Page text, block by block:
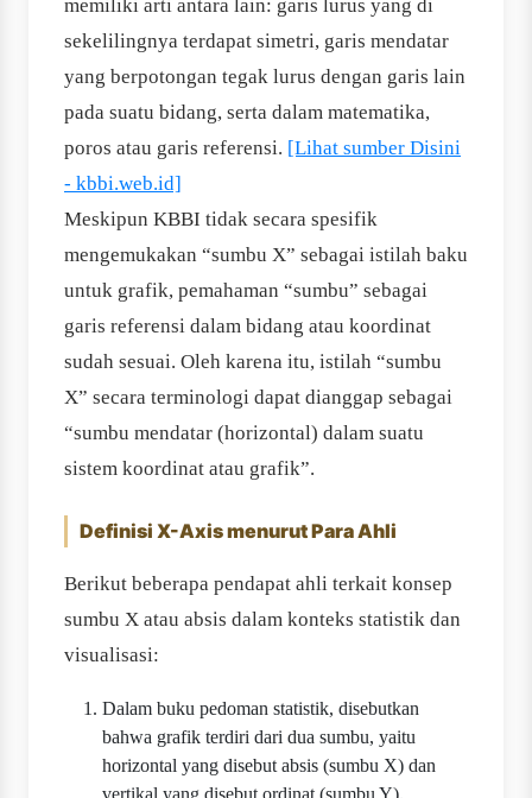
memiliki arti antara lain: garis lurus yang di
sekelilingnya terdapat simetri, garis mendatar
yang berpotongan tegak lurus dengan garis lain
pada suatu bidang, serta dalam matematika,
poros atau garis referensi. [Lihat sumber Disini
- kbbi.web.id]
Meskipun KBBI tidak secara spesifik
mengemukakan “sumbu X” sebagai istilah baku
untuk grafik, pemahaman “sumbu” sebagai
garis referensi dalam bidang atau koordinat
sudah sesuai. Oleh karena itu, istilah “sumbu
X” secara terminologi dapat dianggap sebagai
“sumbu mendatar (horizontal) dalam suatu
sistem koordinat atau grafik”.
Definisi X-Axis menurut Para Ahli
Berikut beberapa pendapat ahli terkait konsep
sumbu X atau absis dalam konteks statistik dan
visualisasi:
Dalam buku pedoman statistik, disebutkan
bahwa grafik terdiri dari dua sumbu, yaitu
horizontal yang disebut absis (sumbu X) dan
vertikal yang disebut ordinat (sumbu Y).